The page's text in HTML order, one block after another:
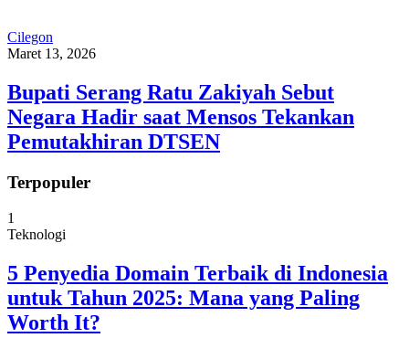
Cilegon
Maret 13, 2026
Bupati Serang Ratu Zakiyah Sebut
Negara Hadir saat Mensos Tekankan
Pemutakhiran DTSEN
Terpopuler
1
Teknologi
5 Penyedia Domain Terbaik di Indonesia
untuk Tahun 2025: Mana yang Paling
Worth It?